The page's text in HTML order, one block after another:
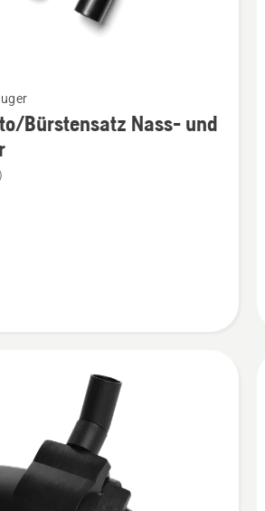
Bürstensatz Nass- und